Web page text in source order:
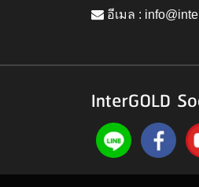
อีเมล :
InterGOLD